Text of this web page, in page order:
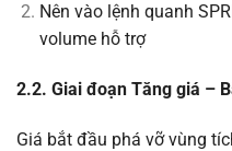
Nên vào lệnh quanh
volume hỗ trợ
2.2. Giai đoạn Tăng giá –
Giá bắt đầu phá vỡ vùng